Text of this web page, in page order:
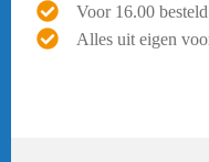
Voor 16.00
Alles uit eigen